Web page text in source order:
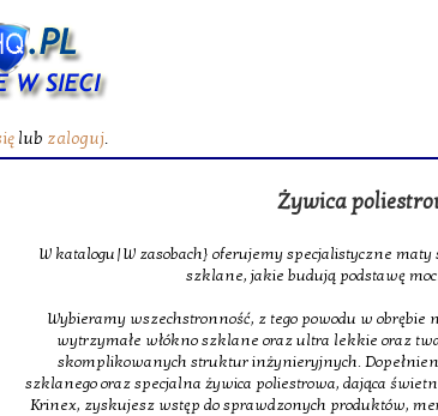
lub zaloguj.
oferujemy specjalistyczne maty szklane oraz wysokiej
szklane, jakie budują podstawę mocnych laminatów.
z tego powodu w obrębie naszej stałej ofercie
szklane oraz ultra lekkie oraz twarde włókno węglowe,
inżynieryjnych. Dopełnieniem zostały solidne pręty z
żywica poliestrowa, dająca świetne właściwości łączenia.
do sprawdzonych produktów, merytorycznego pomocy oraz